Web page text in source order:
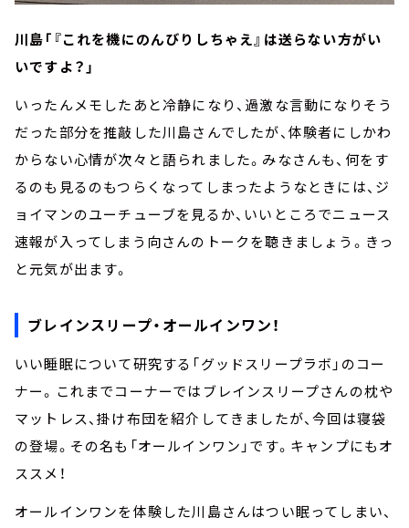
川島「『これを機にのんびりしちゃえ』は送らない方がい
いですよ？」
いったんメモしたあと冷静になり、過激な言動になりそう
だった部分を推敲した川島さんでしたが、体験者にしかわ
からない心情が次々と語られました。みなさんも、何をす
るのも見るのもつらくなってしまったようなときには、ジ
ョイマンのユーチューブを見るか、いいところでニュース
速報が入ってしまう向さんのトークを聴きましょう。きっ
と元気が出ます。
ブレインスリープ・オールインワン！
いい睡眠について研究する「グッドスリープラボ」のコー
ナー。これまでコーナーではブレインスリープさんの枕や
マットレス、掛け布団を紹介してきましたが、今回は寝袋
の登場。その名も「オールインワン」です。キャンプにもオ
ススメ！
オールインワンを体験した川島さんはつい眠ってしまい、